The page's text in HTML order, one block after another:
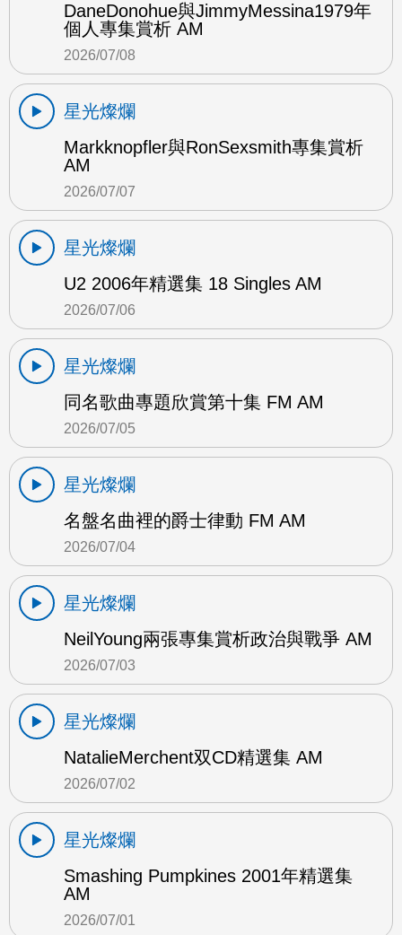
DaneDonohue與JimmyMessina1979年
個人專集賞析 AM
2026/07/08
星光燦爛
Markknopfler與RonSexsmith專集賞析
AM
2026/07/07
星光燦爛
U2 2006年精選集 18 Singles AM
2026/07/06
星光燦爛
同名歌曲專題欣賞第十集 FM AM
2026/07/05
星光燦爛
名盤名曲裡的爵士律動 FM AM
2026/07/04
星光燦爛
NeilYoung兩張專集賞析政治與戰爭 AM
2026/07/03
星光燦爛
NatalieMerchent双CD精選集 AM
2026/07/02
星光燦爛
Smashing Pumpkines 2001年精選集
AM
2026/07/01